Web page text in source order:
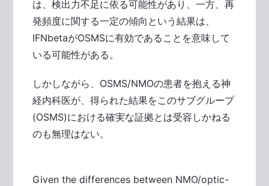
は、検出力不足に依る可能性があり、一方、再
発頻度に関する一定の傾向という結果は、
IFNbetaがOSMSに有効であることを意味して
いる可能性がある。
しかしながら、OSMS/NMOの患者を抱える神
経内科医が、得られた結果をこのサブグループ
(OSMS)における確実な証拠とは受容しかねる
のも無理はない。
Given the differences between NMO/optic-